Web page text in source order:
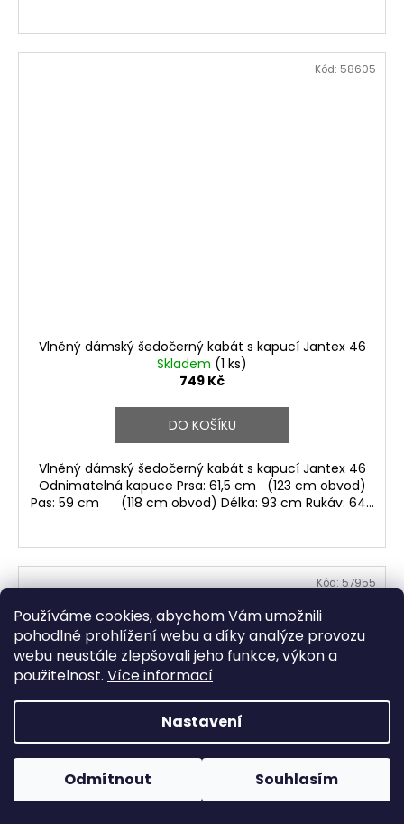
Používáme cookies, abychom Vám umožnili
pohodlné prohlížení webu a díky analýze provozu
webu neustále zlepšovali jeho funkce, výkon a
použitelnost. Více informací
Nastavení
Odmítnout Souhlasím
Vlněný dámský šedočerný kabát s kapucí Jantex 46
Skladem (1 ks)
749 Kč
DO KOŠÍKU
Vlněný dámský šedočerný kabát s kapucí Jantex 46
Odnimatelná kapuce Prsa: 61,5 cm (123 cm obvod)
Pas: 59 cm (118 cm obvod) Délka: 93 cm Rukáv: 64...
Kód: 58605
Kód:57955